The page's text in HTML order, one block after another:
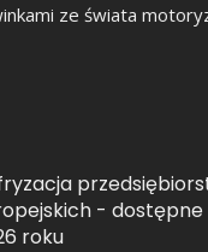
ze świata
-
roku